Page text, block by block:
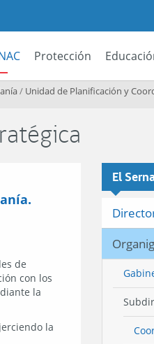
Protección
/ Unidad de Planificación y
de
con los
la
la
El